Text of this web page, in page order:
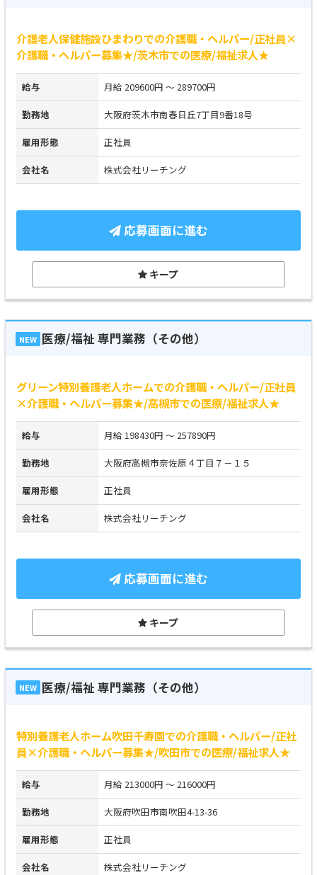
介護老人保健施設ひまわりでの介護職・ヘルパー/正社員×
介護職・ヘルパー募集★/茨木市での医療/福祉求人★
給与 月給 209600円 ～ 289700円
勤務地 大阪府茨木市南春日丘7丁目9番18号
雇用形態 正社員
会社名 株式会社リーチング
応募画面に進む
キープ
NEW 医療/福祉 専門業務（その他）
グリーン特別養護老人ホームでの介護職・ヘルパー/正社員
×介護職・ヘルパー募集★/高槻市での医療/福祉求人★
給与 月給 198430円 ～ 257890円
勤務地 大阪府高槻市奈佐原４丁目７－１５
雇用形態 正社員
会社名 株式会社リーチング
応募画面に進む
キープ
NEW 医療/福祉 専門業務（その他）
特別養護老人ホーム吹田千寿園での介護職・ヘルパー/正社
員×介護職・ヘルパー募集★/吹田市での医療/福祉求人★
給与 月給 213000円 ～ 216000円
勤務地 大阪府吹田市南吹田4-13-36
雇用形態 正社員
会社名 株式会社リーチング